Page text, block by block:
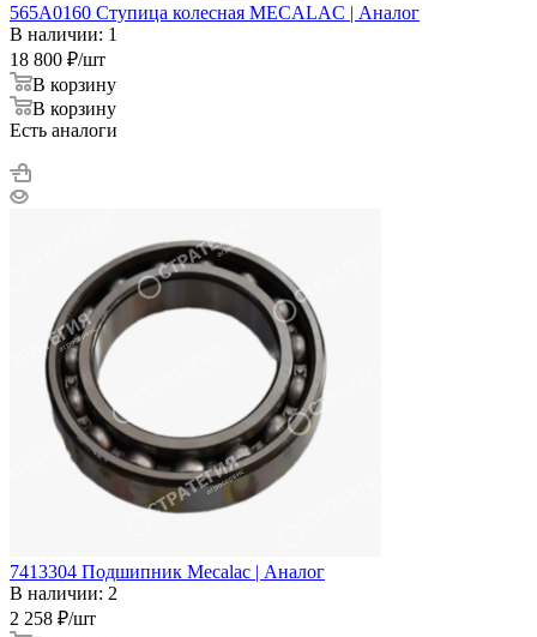
565A0160 Ступица колесная MECALAC | Аналог
В наличии: 1
18 800 ₽/шт
В корзину
В корзину
Есть аналоги
7413304 Подшипник Mecalac | Аналог
В наличии: 2
2 258 ₽/шт